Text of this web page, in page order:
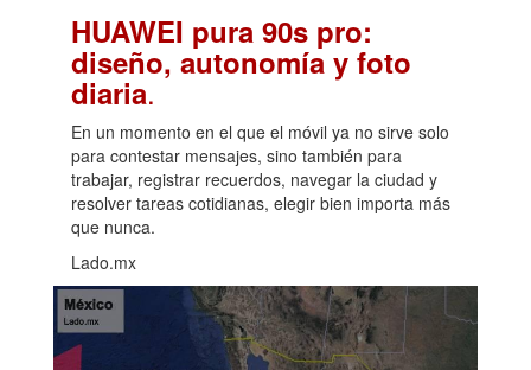
HUAWEI pura 90s pro:
diseño, autonomía y foto
diaria.
En un momento en el que el móvil ya no sirve solo
para contestar mensajes, sino también para
trabajar, registrar recuerdos, navegar la ciudad y
resolver tareas cotidianas, elegir bien importa más
que nunca.
Lado.mx